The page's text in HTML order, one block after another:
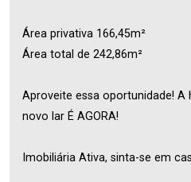
Área privativa 166,45m²
Área total de 242,86m²
Aproveite essa oportunidade! A
novo lar É AGORA!
Imobiliária Ativa, sinta-se em